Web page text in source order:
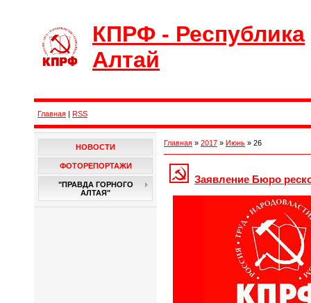
КПРФ - Республика
Алтай
Главная | RSS
НОВОСТИ
ФОТОРЕПОРТАЖИ
"ПРАВДА ГОРНОГО
АЛТАЯ"
Главная » 2017 » Июнь » 26
Заявление Бюро